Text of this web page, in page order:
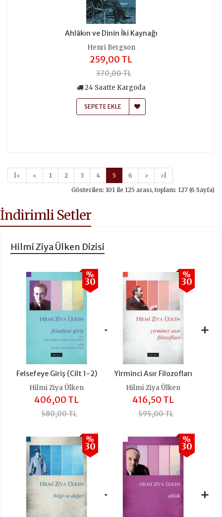
Ahlâkın ve Dinin İki Kaynağı
Henri Bergson
259,00 TL
370,00 TL
24 Saatte Kargoda
SEPETE EKLE
|< < 1 2 3 4 5 6 >
>|
Gösterilen: 101 ile 125 arası, toplam: 127 (6 Sayfa)
İndirimli Setler
Hilmi Ziya Ülken Dizisi
Felsefeye Giriş (Cilt 1-2)
%
30
Hilmi Ziya Ülken
406,00 TL
580,00 TL
+
Yirminci Asır Filozofları
%
30
Hilmi Ziya Ülken
416,50 TL
595,00 TL
+
%
30
+
%
30
+